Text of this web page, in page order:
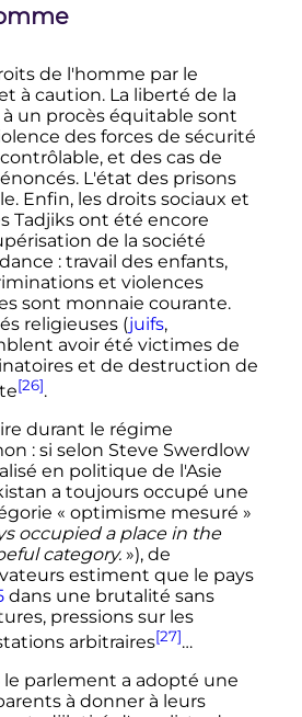
de l'homme par le
à caution. La liberté de la
un procès équitable sont
des forces de sécurité
et des cas de
L'état des prisons
Enfin, les droits sociaux et
Tadjiks ont été encore
de la société
: travail des enfants,
et violences
sont monnaie courante.
religieuses (juifs,
avoir été victimes de
et de destruction de
[26].
durant le régime
: si selon Steve Swerdlow
en politique de l'Asie
a toujours occupé une
« optimisme mesuré »
occupied a place in the
category.»), de
estiment que le pays
dans une brutalité sans
pressions sur les
arbitraires[27]…
le parlement a adopté une
à donner à leurs